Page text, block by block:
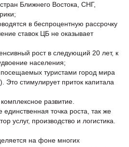
Ближнего Востока, СНГ,
в беспроцентную рассрочку
ставок ЦБ не оказывает
рост в следующий 20 лет, к
населения;
туристами город мира
Это стимулирует приток капитала
развитие.
точка роста, так же
услуг, производство и логистика.
на фоне многих